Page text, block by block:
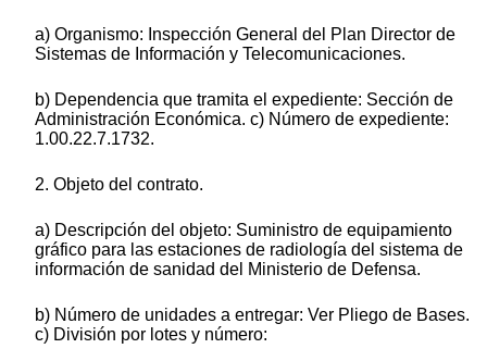
a) Organismo: Inspección General del Plan Director de
Sistemas de Información y Telecomunicaciones.
b) Dependencia que tramita el expediente: Sección de
Administración Económica. c) Número de expediente:
1.00.22.7.1732.
2. Objeto del contrato.
a) Descripción del objeto: Suministro de equipamiento
gráfico para las estaciones de radiología del sistema de
información de sanidad del Ministerio de Defensa.
b) Número de unidades a entregar: Ver Pliego de Bases.
c) División por lotes y número: